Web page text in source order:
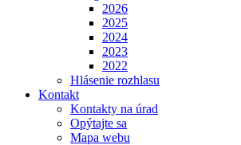
2026
2025
2024
2023
2022
Hlásenie rozhlasu
Kontakt
Kontakty na úrad
Opýtajte sa
Mapa webu